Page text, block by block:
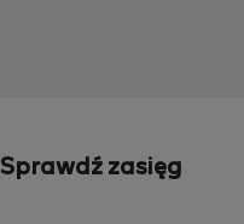
Sprawdź zasięg